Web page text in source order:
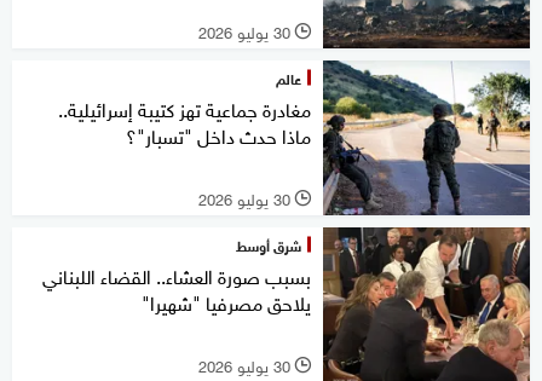
l 30 يوليو 2026
عالم
مغادرة جماعية تهز كتيبة إسرائيلية..
ماذا حدث داخل "تسبار"؟
l 30 يوليو 2026
شرق أوسط
بسبب صورة العشاء.. القضاء اللبناني
يلاحق مصرفيا "شهيرا"
l 30 يوليو 2026